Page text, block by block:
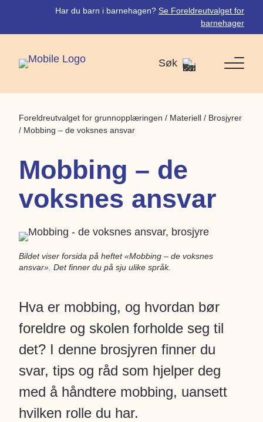
Har du barn i barnehagen? Se Foreldreutvalget for
barnehager
Søk
Foreldreutvalget for grunnopplæringen / Materiell / Brosjyrer
/ Mobbing – de voksnes ansvar
Mobbing – de
voksnes ansvar
Bildet viser forsida på heftet «Mobbing – de voksnes
ansvar». Det finner du på sju ulike språk.
Hva er mobbing, og hvordan bør
foreldre og skolen forholde seg til
det? I denne brosjyren finner du
svar, tips og råd som hjelper deg
med å håndtere mobbing, uansett
hvilken rolle du har.